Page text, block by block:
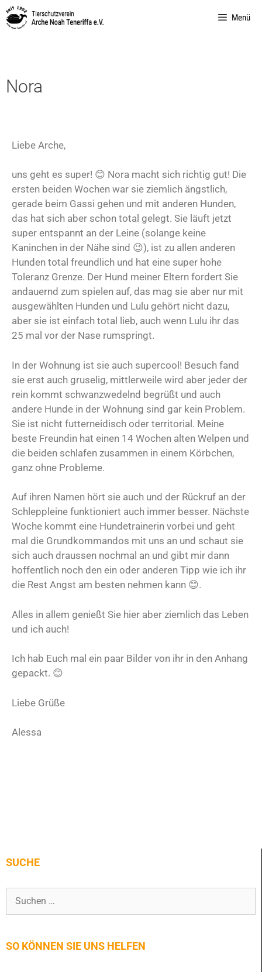
Menü
Nora
Liebe Arche,
uns geht es super! 😊 Nora macht sich richtig gut! Die
ersten beiden Wochen war sie ziemlich ängstlich,
gerade beim Gassi gehen und mit anderen Hunden,
das hat sich aber schon total gelegt. Sie läuft jetzt
super entspannt an der Leine (solange keine
Kaninchen in der Nähe sind 😉), ist zu allen anderen
Hunden total freundlich und hat eine super hohe
Toleranz Grenze. Der Hund meiner Eltern fordert Sie
andauernd zum spielen auf, das mag sie aber nur mit
ausgewählten Hunden und Lulu gehört nicht dazu,
aber sie ist einfach total lieb, auch wenn Lulu ihr das
25 mal vor der Nase rumspringt.
In der Wohnung ist sie auch supercool! Besuch fand
sie erst auch gruselig, mittlerweile wird aber jeder der
rein kommt schwanzwedelnd begrüßt und auch
andere Hunde in der Wohnung sind gar kein Problem.
Sie ist nicht futterneidisch oder territorial. Meine
beste Freundin hat einen 14 Wochen alten Welpen und
die beiden schlafen zusammen in einem Körbchen,
ganz ohne Probleme.
Auf ihren Namen hört sie auch und der Rückruf an der
Schleppleine funktioniert auch immer besser. Nächste
Woche kommt eine Hundetrainerin vorbei und geht
mal die Grundkommandos mit uns an und schaut sie
sich auch draussen nochmal an und gibt mir dann
hoffentlich noch den ein oder anderen Tipp wie ich ihr
die Rest Angst am besten nehmen kann 😊.
Alles in allem genießt Sie hier aber ziemlich das Leben
und ich auch!
Ich hab Euch mal ein paar Bilder von ihr in den Anhang
gepackt. 😊
Liebe Grüße
Alessa
SUCHE
SO KÖNNEN SIE UNS HELFEN